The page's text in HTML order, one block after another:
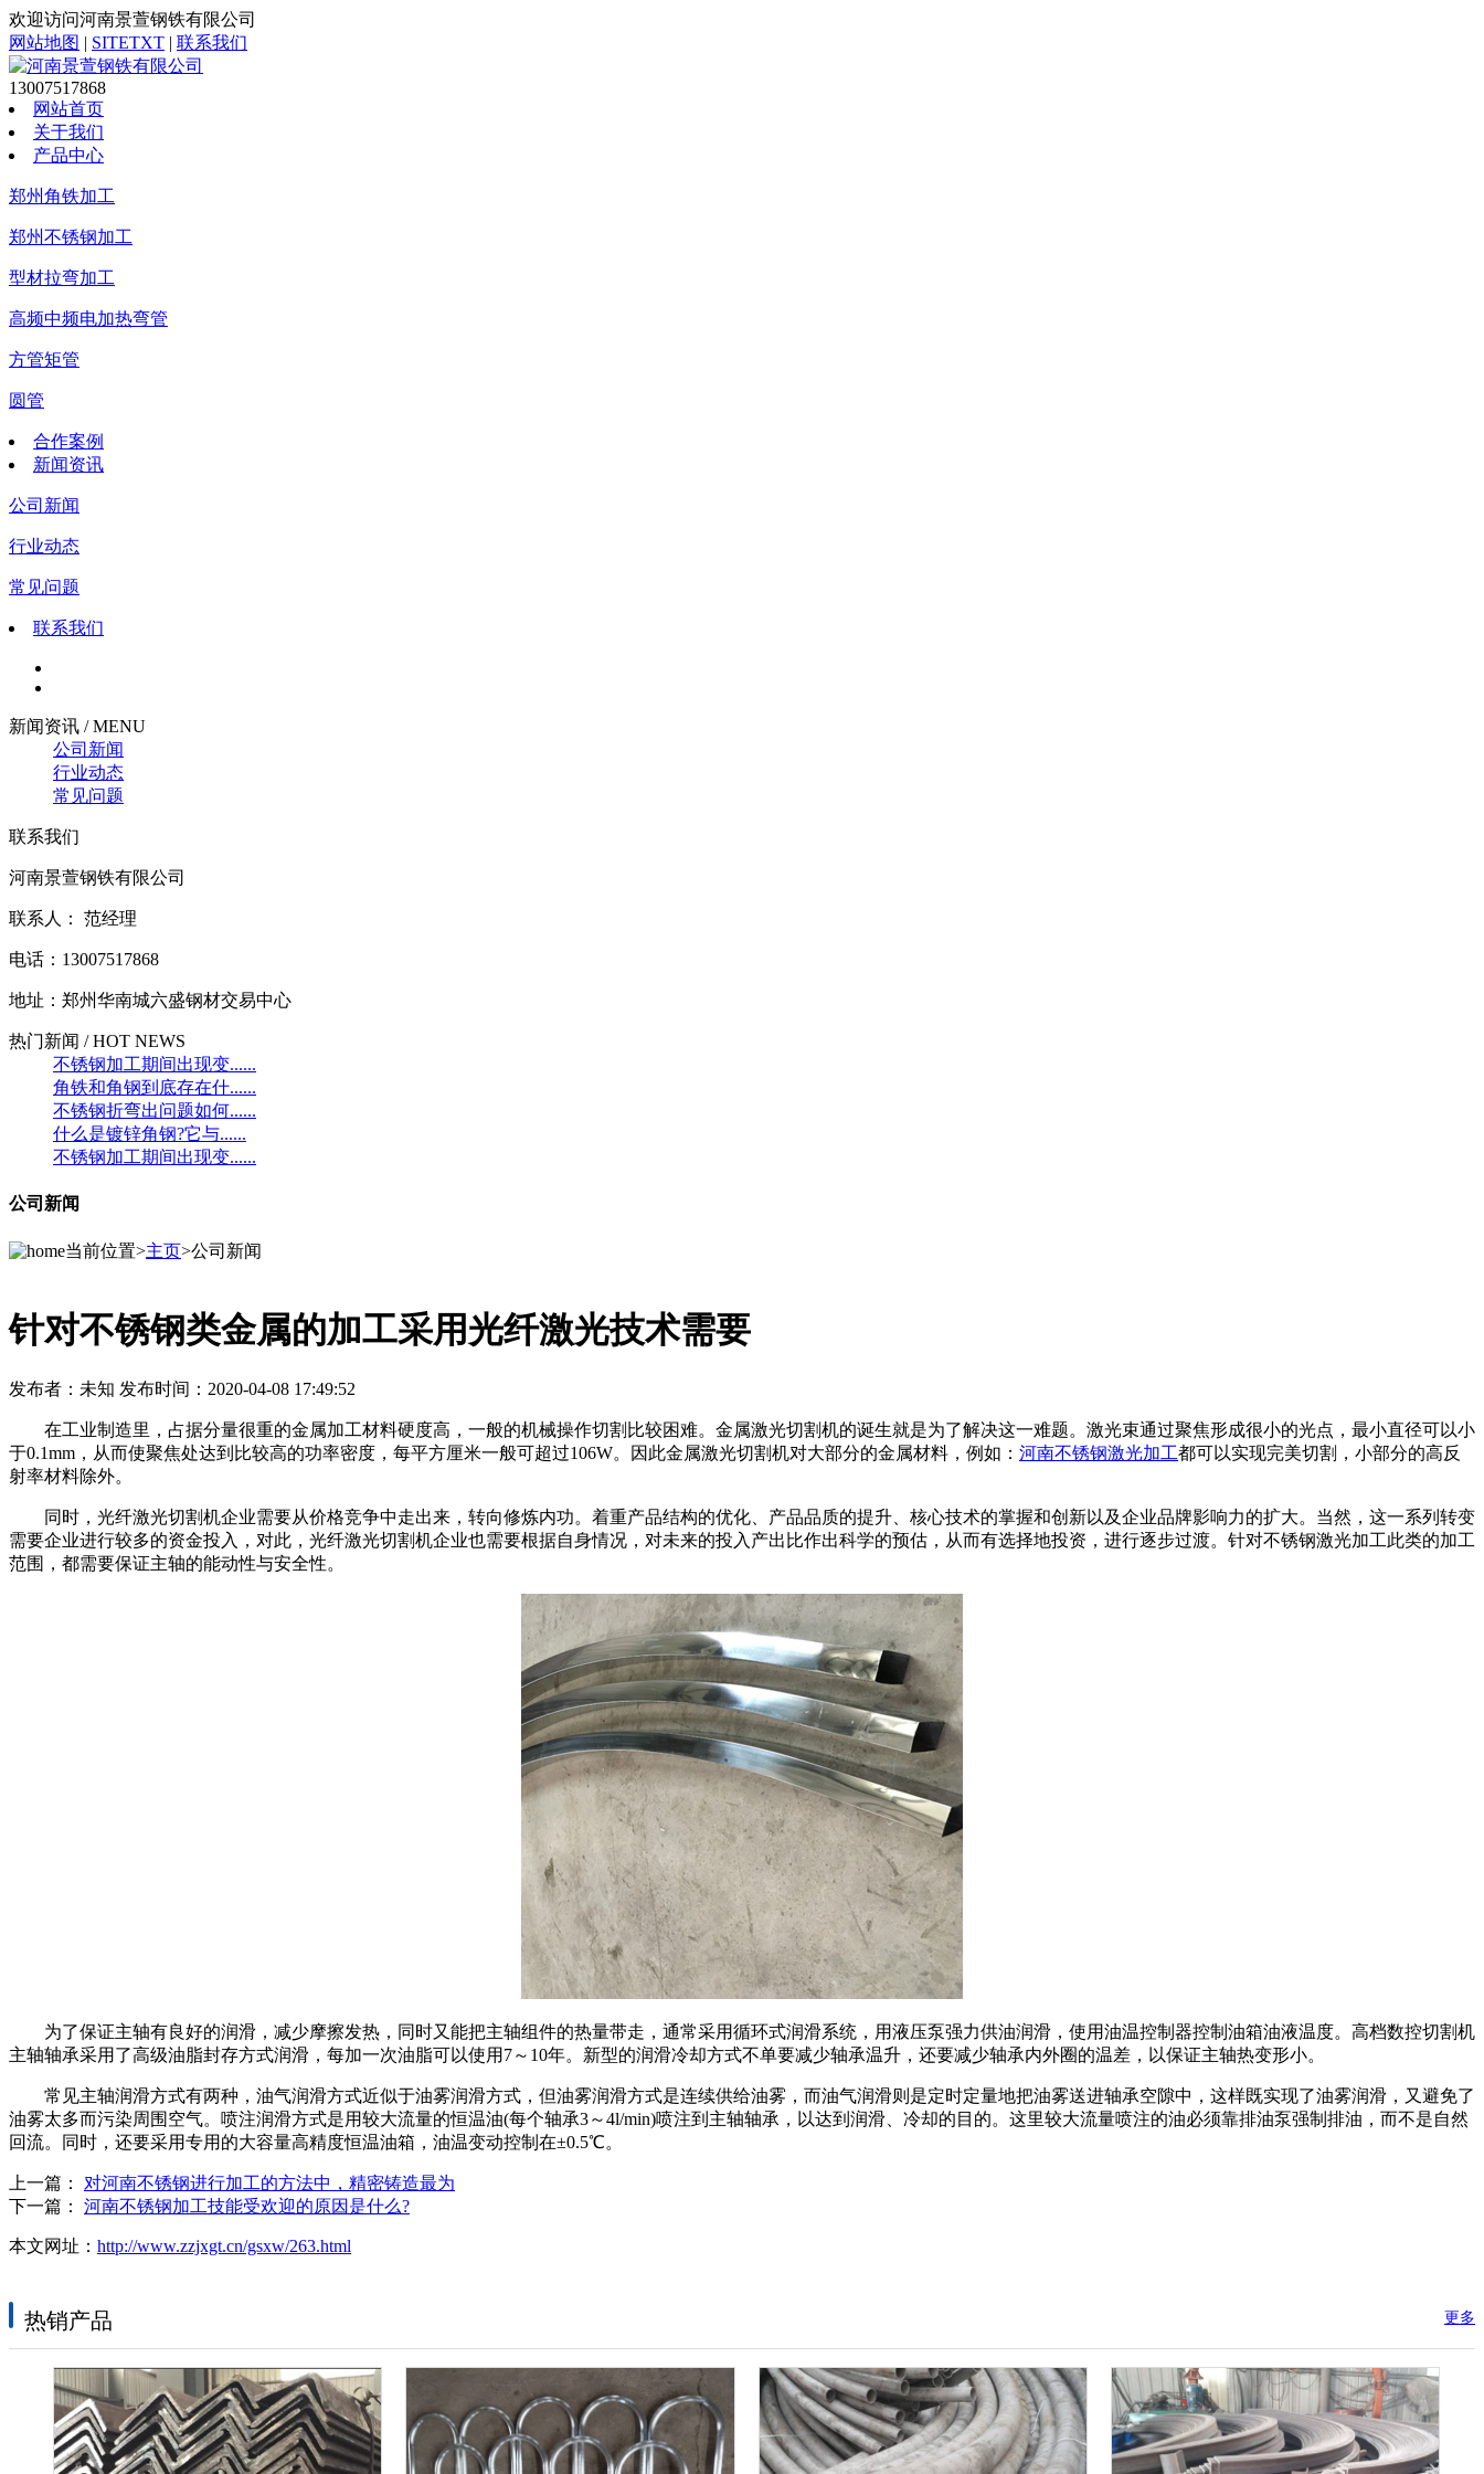
欢迎访问河南景萱钢铁有限公司
网站地图 | SITETXT | 联系我们
13007517868
网站首页
关于我们
产品中心
郑州角铁加工
郑州不锈钢加工
型材拉弯加工
高频中频电加热弯管
方管矩管
圆管
合作案例
新闻资讯
公司新闻
行业动态
常见问题
联系我们
新闻资讯 / MENU
公司新闻
行业动态
常见问题
联系我们
河南景萱钢铁有限公司
联系人： 范经理
电话：13007517868
地址：郑州华南城六盛钢材交易中心
热门新闻 / HOT NEWS
不锈钢加工期间出现变......
角铁和角钢到底存在什......
不锈钢折弯出问题如何......
什么是镀锌角钢?它与......
不锈钢加工期间出现变......
公司新闻
当前位置>主页>公司新闻
针对不锈钢类金属的加工采用光纤激光技术需要
发布者：未知 发布时间：2020-04-08 17:49:52
在工业制造里，占据分量很重的金属加工材料硬度高，一般的机械操作切割比较困难。金属激光切割机的诞生就是为了解决这一难题。激光束通过聚焦形成很小的光点，最小直径可以小
于0.1mm，从而使聚焦处达到比较高的功率密度，每平方厘米一般可超过106W。因此金属激光切割机对大部分的金属材料，例如： 河南不锈钢激光加工都可以实现完美切割，小部分的高反
射率材料除外。
同时，光纤激光切割机企业需要从价格竞争中走出来，转向修炼内功。着重产品结构的优化、产品品质的提升、核心技术的掌握和创新以及企业品牌影响力的扩大。当然，这一系列转变
需要企业进行较多的资金投入，对此，光纤激光切割机企业也需要根据自身情况，对未来的投入产出比作出科学的预估，从而有选择地投资，进行逐步过渡。针对不锈钢激光加工此类的加工
范围，都需要保证主轴的能动性与安全性。
为了保证主轴有良好的润滑，减少摩擦发热，同时又能把主轴组件的热量带走，通常采用循环式润滑系统，用液压泵强力供油润滑，使用油温控制器控制油箱油液温度。高档数控切割机
主轴轴承采用了高级油脂封存方式润滑，每加一次油脂可以使用7～10年。新型的润滑冷却方式不单要减少轴承温升，还要减少轴承内外圈的温差，以保证主轴热变形小。
常见主轴润滑方式有两种，油气润滑方式近似于油雾润滑方式，但油雾润滑方式是连续供给油雾，而油气润滑则是定时定量地把油雾送进轴承空隙中，这样既实现了油雾润滑，又避免了
油雾太多而污染周围空气。喷注润滑方式是用较大流量的恒温油(每个轴承3～4l/min)喷注到主轴轴承，以达到润滑、冷却的目的。这里较大流量喷注的油必须靠排油泵强制排油，而不是自然
回流。同时，还要采用专用的大容量高精度恒温油箱，油温变动控制在±0.5℃。
上一篇： 对河南不锈钢进行加工的方法中，精密铸造最为
下一篇： 河南不锈钢加工技能受欢迎的原因是什么?
本文网址： http://www.zzjxgt.cn/gsxw/263.html
更多
热销产品